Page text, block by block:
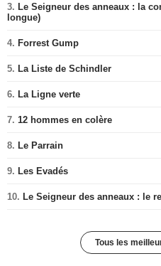
3. Le Seigneur des anneaux : la
longue)
4. Forrest Gump
5. La Liste de Schindler
6. La Ligne verte
7. 12 hommes en colère
8. Le Parrain
9. Les Evadés
10. Le Seigneur des anneaux : le
Tous les